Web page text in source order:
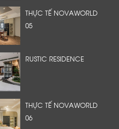
THỰC TẾ NOVAWORLD
05
RUSTIC RESIDENCE
THỰC TẾ NOVAWORLD
06